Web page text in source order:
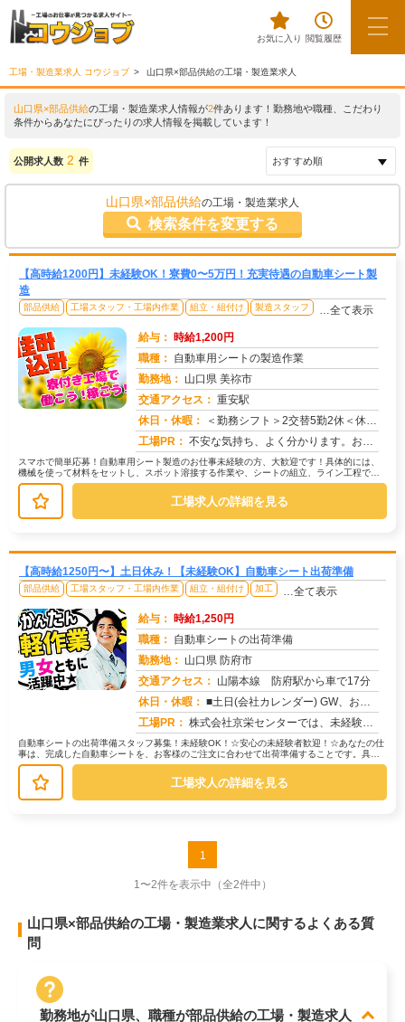
お気に入り 閲覧履歴
工場・製造業求人 コウジョブ 山口県×部品供給の工場・製造業求人
山口県×部品供給の工場・製造業求人情報が2件あります！勤務地や職種、こだわり
条件からあなたにぴったりの求人情報を掲載しています！
公開求人数 2 件
山口県×部品供給の工場・製造業求人
検索条件を変更する
【高時給1200円】未経験OK！寮費0〜5万円！充実待遇の自動車シート製
造
部品供給 工場スタッフ・工場内作業 組立・組付け 製造スタッフ …全て表示
給与： 時給1,200円
職種： 自動車用シートの製造作業
勤務地： 山口県 美祢市
交通アクセス： 重安駅
休日・休暇：
＜勤務シフト＞2交替5勤2休＜休日＞土日
工場PR： 不安な気持ち、よく分かります。お金のこと、住むところのこと…初めてのことだらけで、心配ですよね。でも大丈夫！→ 経...
スマホで簡単応募！自動車用シート製造のお仕事未経験の方、大歓迎です！具体的には、
機械を使って材料をセットし、スポット溶接する作業や、シートの組立、ライン工程での
作業があります。 部品を台車を使...
工場求人の詳細を見る
【高時給1250円〜】土日休み！【未経験OK】自動車シート出荷準備
部品供給 工場スタッフ・工場内作業 組立・組付け 加工 …全て表示
給与： 時給1,250円
職種： 自動車シートの出荷準備
勤務地： 山口県 防府市
交通アクセス： 山陽本線 防府駅から車で17分
休日・休暇： ■土日(会社カレンダー) GW、お盆、年末年始に長期連休があります
工場PR： 株式会社京栄センターでは、未経験の方でも安心してスタートできる環境をご用意しています。☆不安を解消するサポート体制...
自動車シートの出荷準備スタッフ募集！未経験OK！☆安心の未経験者歓迎！☆あなたの仕
事は、完成した自動車シートを、お客様のご注文に合わせて出荷準備することです。具体
的には…→ローラーコンベアを使っ...
工場求人の詳細を見る
1
1〜2件を表示中 （全2件中）
山口県×部品供給の工場・製造業求人に関するよくある質
問
勤務地が山口県、職種が部品供給の工場・製造求人